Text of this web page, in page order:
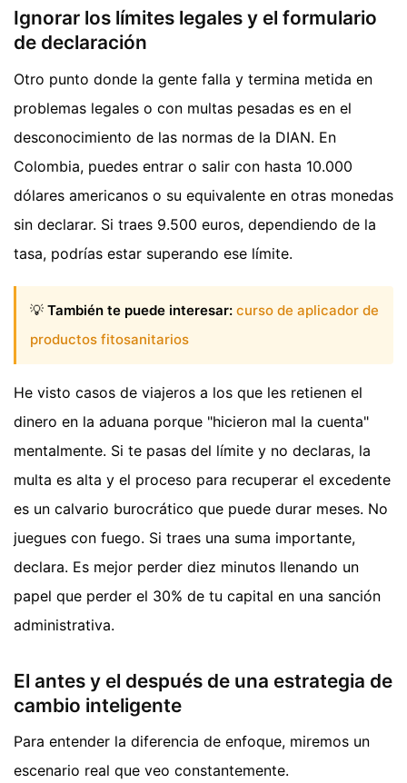
Ignorar los límites legales y el formulario
de declaración
Otro punto donde la gente falla y termina metida en
problemas legales o con multas pesadas es en el
desconocimiento de las normas de la DIAN. En
Colombia, puedes entrar o salir con hasta 10.000
dólares americanos o su equivalente en otras monedas
sin declarar. Si traes 9.500 euros, dependiendo de la
tasa, podrías estar superando ese límite.
💡 También te puede interesar: curso de aplicador de
productos fitosanitarios
He visto casos de viajeros a los que les retienen el
dinero en la aduana porque "hicieron mal la cuenta"
mentalmente. Si te pasas del límite y no declaras, la
multa es alta y el proceso para recuperar el excedente
es un calvario burocrático que puede durar meses. No
juegues con fuego. Si traes una suma importante,
declara. Es mejor perder diez minutos llenando un
papel que perder el 30% de tu capital en una sanción
administrativa.
El antes y el después de una estrategia de
cambio inteligente
Para entender la diferencia de enfoque, miremos un
escenario real que veo constantemente.